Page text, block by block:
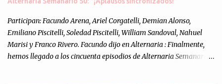
Participan: Facundo Arena, Ariel Corgatelli, Demian Alonso,
Emiliano Piscitelli, Soledad Piscitelli, William Sandoval, Nahuel
Marisi y Franco Rivero. Facundo dijo en Alternaria : Finalmente,
hemos llegado a los cincuenta episodios de Alternaria Semanario.